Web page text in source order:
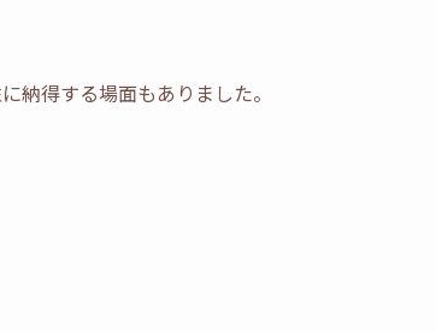
納得する場面もありました。